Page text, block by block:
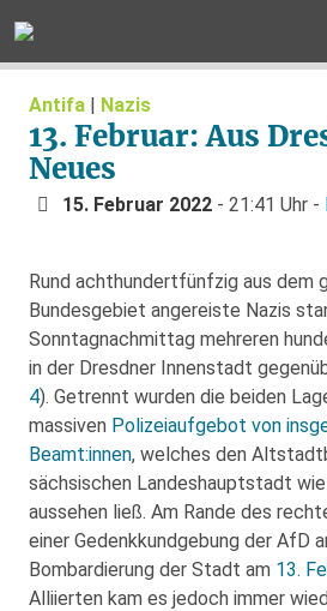
Antifa | Nazis
13. Februar: Aus
Neues
15. Februar 2022 - 21:41 Uhr -
Rund achthundertfünfzig aus dem
Bundesgebiet angereiste Nazis
Sonntagnachmittag mehreren
in der Dresdner Innenstadt
4). Getrennt wurden die beiden
massiven Polizeiaufgebot von
Beamt:innen, welches den
sächsischen Landeshauptstadt
aussehen ließ. Am Rande des
einer Gedenkkundgebung der AfD
Bombardierung der Stadt am 13.
Alliierten kam es jedoch immer